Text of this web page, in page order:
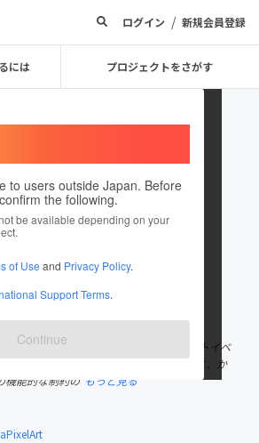
ログイン / 新規会員登録
には プロジェクトをさがす
to users outside Japan. Before
the following.
be available depending on your
of Use and Privacy Policy.
Support Terms.
Continue
2件のプロジェクトを投稿しています
東京都
東京都
」は、2017年に渋谷で産声をあげたアートイベ
ビットバレー)」と呼ばれる渋谷を舞台に、か
機能的な制約の もっと見る